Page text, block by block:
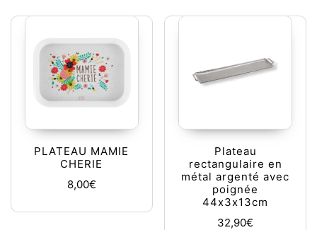
PLATEAU MAMIE
CHERIE
8,00€
Plateau
rectangulaire en
métal argenté avec
poignée
44x3x13cm
32,90€